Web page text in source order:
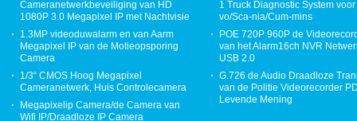
Cameranetwerkbeveiliging van HD
1080P 3.0 Megapixel IP met Nachtvisie
1.3MP videoduwalarm en van Aarm
Megapixel IP van de Motieopsporing
Camera
1/3“ CMOS Hoog Megapixel
Cameranetwerk, Huis Controlecamera
Megapixelip Camera/de Camera van
Wifi IP/Draadloze IP Camera
1 Truck Diagnostic System voor
vo/Sca-nia/Cum-mins
POE 720P 960P de
van het Alarm16ch NVR
USB 2.0
G.726 de Audio Draadloze
van de Politie Videorecorder
Levende Mening